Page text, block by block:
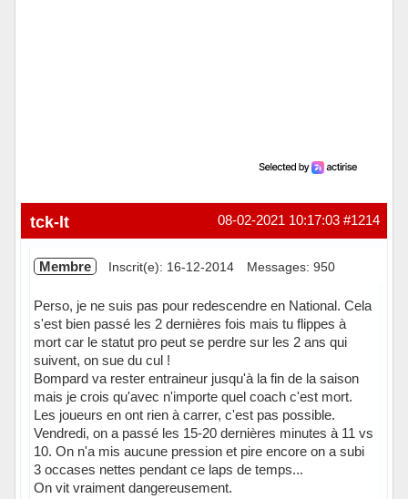
#1214
08-02-2021 10:17:03
tck-lt
Membre Inscrit(e): 16-12-2014 Messages: 950
Perso, je ne suis pas pour redescendre en National. Cela
s'est bien passé les 2 dernières fois mais tu flippes à
mort car le statut pro peut se perdre sur les 2 ans qui
suivent, on sue du cul !
Bompard va rester entraineur jusqu'à la fin de la saison
mais je crois qu'avec n'importe quel coach c'est mort.
Les joueurs en ont rien à carrer, c'est pas possible.
Vendredi, on a passé les 15-20 dernières minutes à 11 vs
10. On n'a mis aucune pression et pire encore on a subi
3 occases nettes pendant ce laps de temps...
On vit vraiment dangereusement.